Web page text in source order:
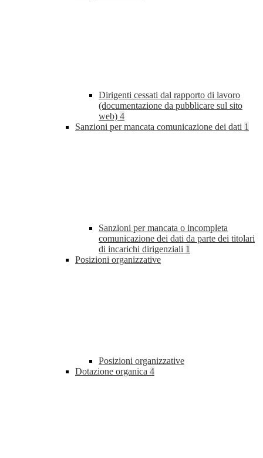
Dirigenti cessati dal rapporto di lavoro
(documentazione da pubblicare sul sito
web) 4
Sanzioni per mancata comunicazione dei dati 1
Sanzioni per mancata o incompleta
comunicazione dei dati da parte dei titolari
di incarichi dirigenziali 1
Posizioni organizzative
Posizioni organizzative
Dotazione organica 4